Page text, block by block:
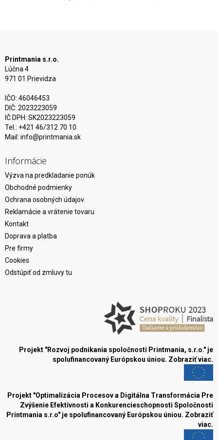
Printmania s.r.o.
Lúčna 4
971 01 Prievidza
IČO: 46046453
DIČ: 2023223059
IČ DPH: SK2023223059
Tel.: +421 46/312 70 10
Mail: info@printmania.sk
Informácie
Výzva na predkladanie ponúk
Obchodné podmienky
Ochrana osobných údajov
Reklamácie a vrátenie tovaru
Kontakt
Doprava a platba
Pre firmy
Cookies
Odstúpiť od zmluvy tu
Projekt "Rozvoj podnikania spoločnosti Printmania, s.r.o." je
spolufinancovaný Európskou úniou. Zobraziť viac.
Projekt "Optimalizácia Procesov a Digitálna Transformácia Pre
Zvýšenie Efektívnosti a Konkurencieschopnosti Spoločnosti
Printmania s.r.o" je spolufinancovaný Európskou úniou. Zobraziť
viac.